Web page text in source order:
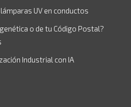
UV en conductos
o de tu Código Postal?
Industrial con IA